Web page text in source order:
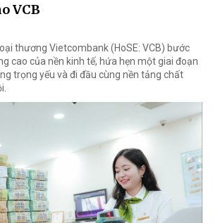
VCB
thương Vietcombank (HoSE: VCB) bước
cao của nền kinh tế, hứa hẹn một giai đoạn
trọng yếu và đi đầu cùng nền tảng chất